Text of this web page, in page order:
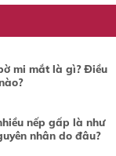
mi mắt là gì? Điều
nếp gấp là như
nhân do đâu?